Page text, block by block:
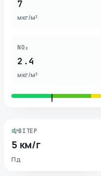
7
мкг/м³
NO₂
2.4
мкг/м³
ВІТЕР
5 км/г
Пд